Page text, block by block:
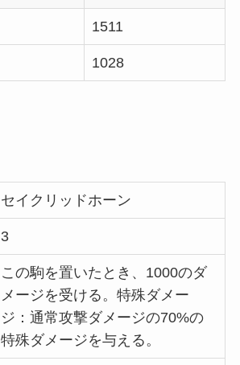
1511
1028
セイクリッドホーン
3
この駒を置いたとき、1000のダ
メージを受ける。特殊ダメー
ジ：通常攻撃ダメージの70%の
特殊ダメージを与える。